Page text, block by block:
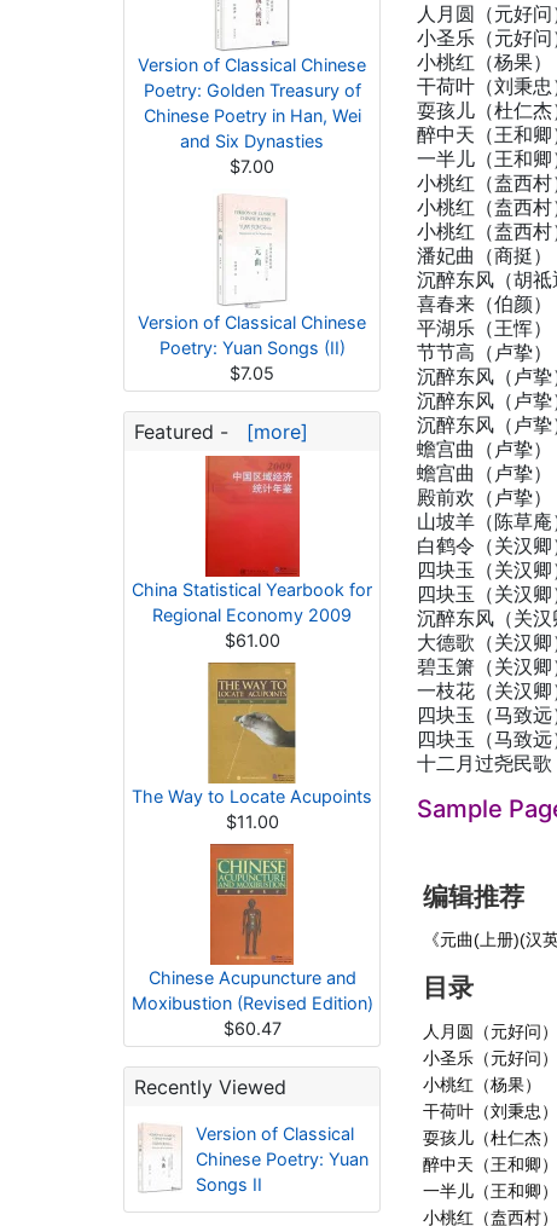
Version of Classical Chinese
Poetry: Golden Treasury of
Chinese Poetry in Han, Wei
and Six Dynasties
$7.00
Version of Classical Chinese
Poetry: Yuan Songs (II)
$7.05
Featured - [more]
China Statistical Yearbook for
Regional Economy 2009
$61.00
The Way to Locate Acupoints
$11.00
Chinese Acupuncture and
Moxibustion (Revised Edition)
$60.47
Recently Viewed
Version of Classical
Chinese Poetry: Yuan
Songs II
人月圆（元好问
小圣乐（元好问
小桃红（杨果）
干荷叶（刘秉忠
耍孩儿（杜仁杰
醉中天（王和卿
一半儿（王和卿
小桃红（盍西村
小桃红（盍西村
小桃红（盍西村
潘妃曲（商挺）
沉醉东风（胡祗
喜春来（伯颜）
平湖乐（王恽）
节节高（卢挚）
沉醉东风（卢挚
沉醉东风（卢挚
沉醉东风（卢挚
蟾宫曲（卢挚）
蟾宫曲（卢挚）
殿前欢（卢挚）
山坡羊（陈草庵
白鹤令（关汉卿
四块玉（关汉卿
四块玉（关汉卿
沉醉东风（关汉
大德歌（关汉卿
碧玉箫（关汉卿
一枝花（关汉卿
四块玉（马致远
四块玉（马致远
十二月过尧民歌
Sample
编辑推荐
《元曲(上册)(汉
目录
人月圆（元好问）
小圣乐（元好问）
小桃红（杨果）
干荷叶（刘秉忠）
耍孩儿（杜仁杰）
醉中天（王和卿）
一半儿（王和卿）
小桃红（盍西村）